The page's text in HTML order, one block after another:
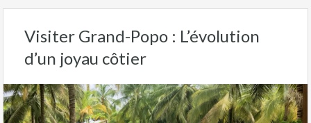
Visiter Grand-Popo : L’évolution
d’un joyau côtier